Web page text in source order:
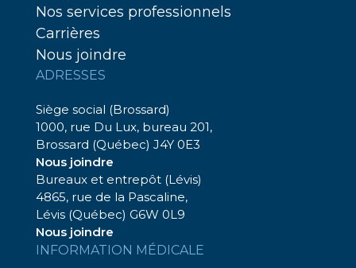
Nos services professionnels
Carrières
Nous joindre
ADRESSES
Siège social (Brossard)
1000, rue Du Lux, bureau 201,
Brossard (Québec) J4Y 0E3
Nous joindre
Bureaux et entrepôt (Lévis)
4865, rue de la Pascaline,
Lévis (Québec) G6W 0L9
Nous joindre
INFORMATION MÉDICALE